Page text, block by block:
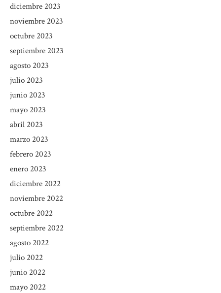
diciembre 2023
noviembre 2023
octubre 2023
septiembre 2023
agosto 2023
julio 2023
junio 2023
mayo 2023
abril 2023
marzo 2023
febrero 2023
enero 2023
diciembre 2022
noviembre 2022
octubre 2022
septiembre 2022
agosto 2022
julio 2022
junio 2022
mayo 2022